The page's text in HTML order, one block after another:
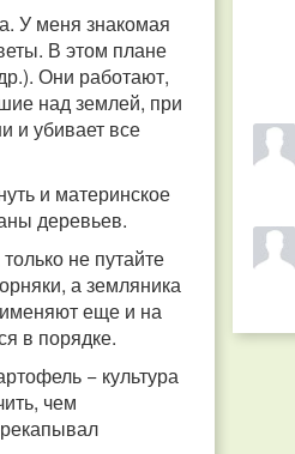
У меня знакомая
В этом плане
Они работают,
над землей, при
и убивает все
и материнское
деревьев.
не путайте
а земляника
еще и на
в порядке.
− культура
чем